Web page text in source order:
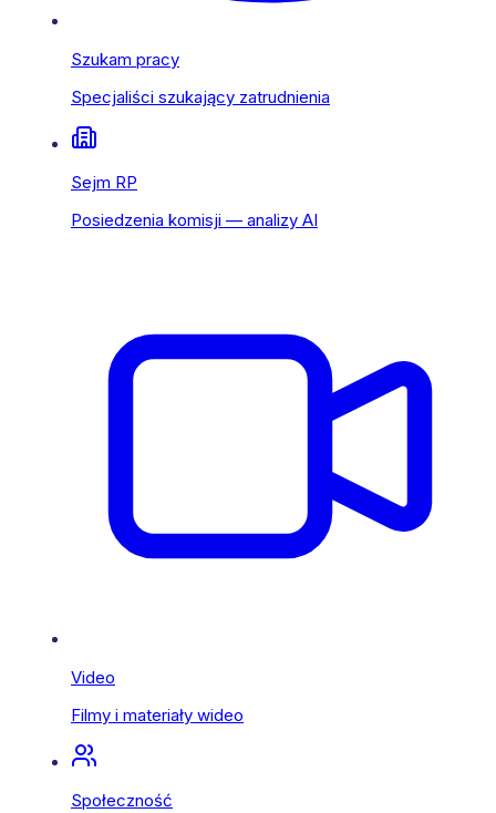
Szukam pracy
Specjaliści szukający zatrudnienia
Sejm RP
Posiedzenia komisji — analizy AI
Video
Filmy i materiały wideo
Społeczność